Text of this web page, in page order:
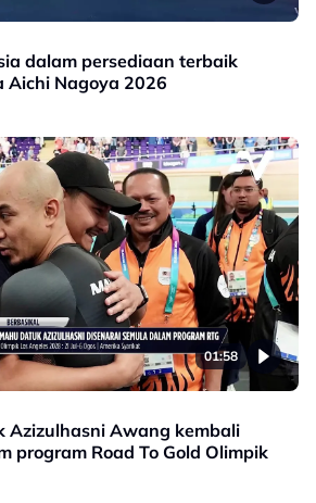
dalam persediaan terbaik
Aichi Nagoya 2026
01:58
Azizulhasni Awang kembali
program Road To Gold Olimpik